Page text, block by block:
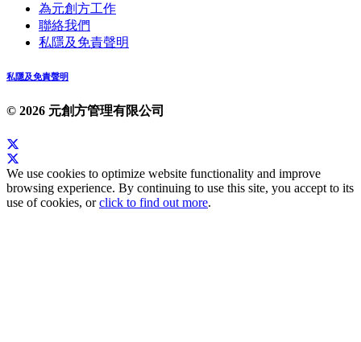
為元創方工作
聯絡我們
私隱及免責聲明
私隱及免責聲明
© 2026 元創方管理有限公司
We use cookies to optimize website functionality and improve
browsing experience. By continuing to use this site, you accept to its
use of cookies, orclick to find out more.